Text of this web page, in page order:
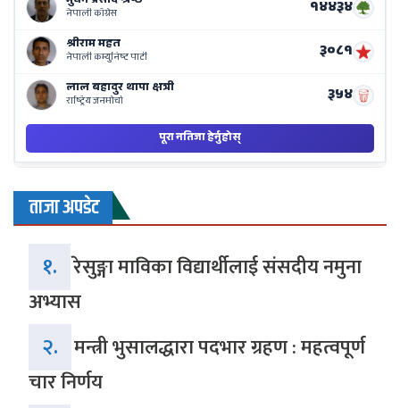
ताजा अपडेट
१. रेसुङ्गा माविका विद्यार्थीलाई संसदीय नमुना
अभ्यास
२. मन्त्री भुसालद्धारा पदभार ग्रहण : महत्वपूर्ण
चार निर्णय